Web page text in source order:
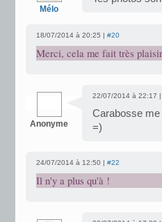
Mélo
18/07/2014 à 20:25 | #20
Merci, cela me fait très
Anonyme
22/07/2014 à 22:17 |
Carabosse
=)
24/07/2014 à 12:50 | #22
Il n'y a plus qu'à !